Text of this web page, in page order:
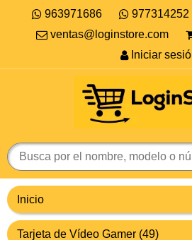
963971686 977314252
ventas@loginstore.com
Iniciar